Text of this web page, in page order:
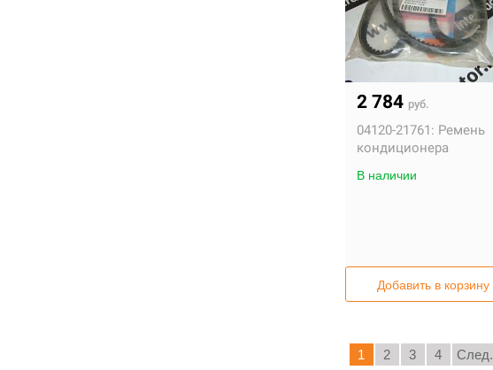
2 784 руб.
04120-21761: Ремень
кондиционера
В наличии
Добавить в корзину
1 2 3 4 След.